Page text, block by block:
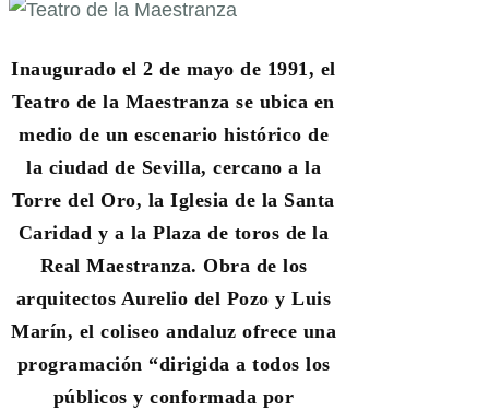
Inaugurado el 2 de mayo de 1991, el
Teatro de la Maestranza se ubica en
medio de un escenario histórico de
la ciudad de Sevilla, cercano a la
Torre del Oro, la Iglesia de la Santa
Caridad y a la Plaza de toros de la
Real Maestranza. Obra de los
arquitectos Aurelio del Pozo y Luis
Marín, el coliseo andaluz ofrece una
programación “dirigida a todos los
públicos y conformada por